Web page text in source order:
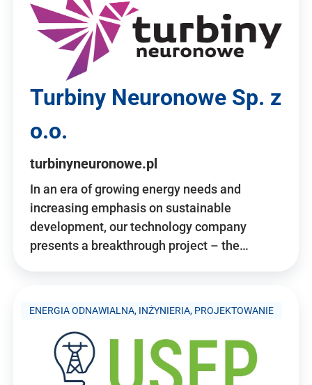
Turbiny Neuronowe Sp. z
o.o.
turbinyneuronowe.pl
In an era of growing energy needs and
increasing emphasis on sustainable
development, our technology company
presents a breakthrough project – the…
ENERGIA ODNAWIALNA, INŻYNIERIA, PROJEKTOWANIE